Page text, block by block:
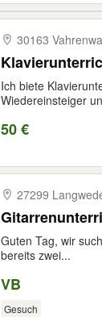
30163
Ich biete
Wiedereinsteiger
50 €
27299
Guten Tag, wir
bereits zwei...
VB
Gesuch